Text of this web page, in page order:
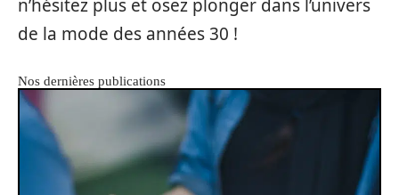
n’hésitez plus et osez plonger dans l’univers
de la mode des années 30 !
Nos dernières publications